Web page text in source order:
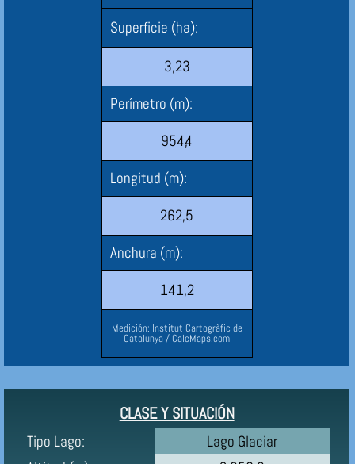
Superficie (ha):
3,23
Perímetro (m):
954,4
Longitud (m):
262,5
Anchura (m):
141,2
Medición: Institut Cartogràfic de
Catalunya / CalcMaps.com
CLASE Y SITUACIÓN
Tipo Lago:
Lago Glaciar